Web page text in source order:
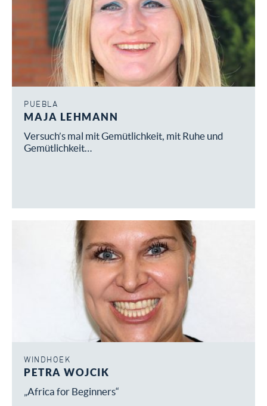
PUEBLA
MAJA LEHMANN
Versuch’s mal mit Gemütlichkeit, mit Ruhe und
Gemütlichkeit…
WINDHOEK
PETRA WOJCIK
„Africa for Beginners“